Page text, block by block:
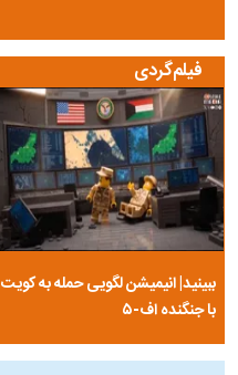
فیلم‌گردی
ببینید| انیمیشن لگویی حمله به کویت
با جنگنده اف-۵